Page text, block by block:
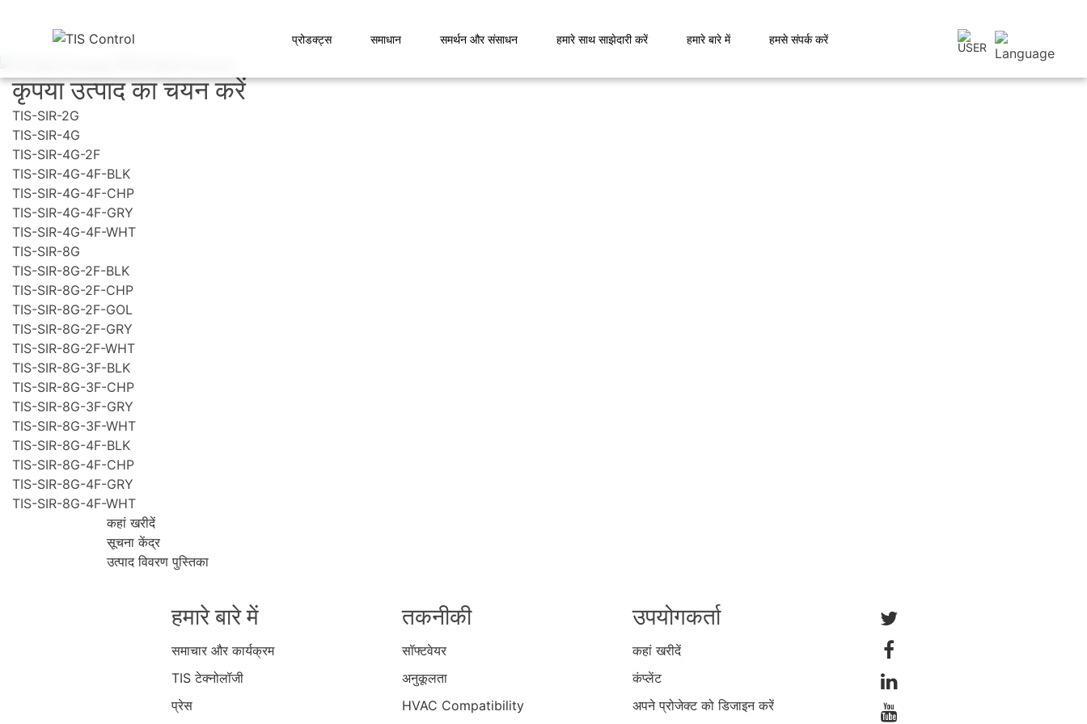
प्रोडक्ट्स समाधान समर्थन और संसाधन हमारे साथ साझेदारी करें हमारे बारे में हमसे संपर्क करें
कृपया उत्पाद का चयन करें
TIS-SIR-2G
TIS-SIR-4G
TIS-SIR-4G-2F
TIS-SIR-4G-4F-BLK
TIS-SIR-4G-4F-CHP
TIS-SIR-4G-4F-GRY
TIS-SIR-4G-4F-WHT
TIS-SIR-8G
TIS-SIR-8G-2F-BLK
TIS-SIR-8G-2F-CHP
TIS-SIR-8G-2F-GOL
TIS-SIR-8G-2F-GRY
TIS-SIR-8G-2F-WHT
TIS-SIR-8G-3F-BLK
TIS-SIR-8G-3F-CHP
TIS-SIR-8G-3F-GRY
TIS-SIR-8G-3F-WHT
TIS-SIR-8G-4F-BLK
TIS-SIR-8G-4F-CHP
TIS-SIR-8G-4F-GRY
TIS-SIR-8G-4F-WHT
कहां खरीदें
सूचना केंद्र
उत्पाद विवरण पुस्तिका
हमारे बारे में
समाचार और कार्यक्रम
TIS टेक्नोलॉजी
प्रेस
तकनीकी
सॉफ्टवेयर
अनुकूलता
HVAC Compatibility
उपयोगकर्ता
कहां खरीदें
कंप्लेंट
अपने प्रोजेक्ट को डिजाइन करें